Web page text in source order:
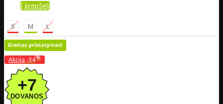
Į krepšelį
S M L
Akcija -34%